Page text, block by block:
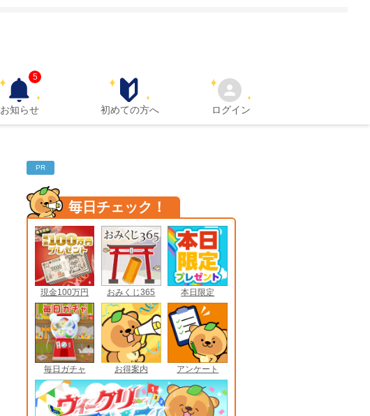
お知らせ
5
初めての方へ ログイン
PR
毎日チェック！
現金100万円 おみくじ365 本日限定
毎日ガチャ お得案内 アンケート